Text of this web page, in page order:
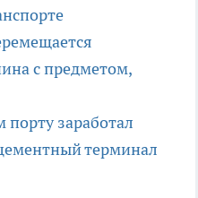
с предметом,
заработал
терминал